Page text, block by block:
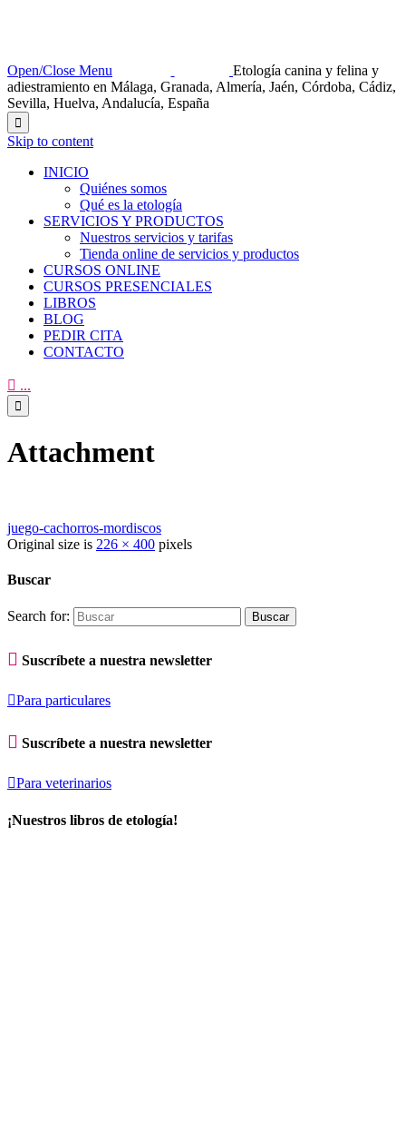
Open/Close Menu
Etología canina y felina y
adiestramiento en Málaga, Granada, Almería, Jaén, Córdoba, Cádiz,
Sevilla, Huelva, Andalucía, España

Skip to content
INICIO
Quiénes somos
Qué es la etología
SERVICIOS Y PRODUCTOS
Nuestros servicios y tarifas
Tienda online de servicios y productos
CURSOS ONLINE
CURSOS PRESENCIALES
LIBROS
BLOG
PEDIR CITA
CONTACTO
 ...

Attachment
juego-cachorros-mordiscos
Original size is 226 × 400 pixels
Buscar
Search for:
 Suscríbete a nuestra newsletter
Para particulares
 Suscríbete a nuestra newsletter
Para veterinarios
¡Nuestros libros de etología!